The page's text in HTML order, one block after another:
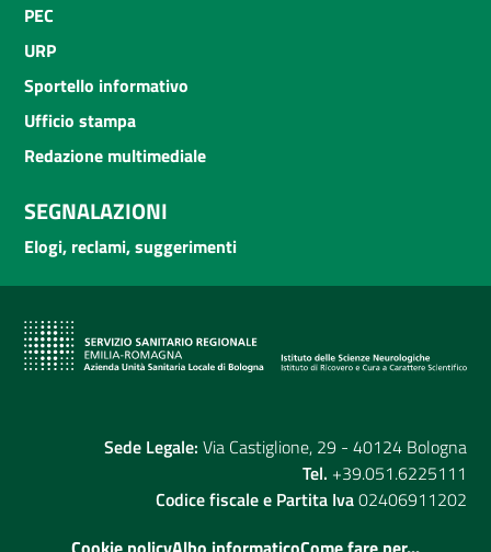
PEC
URP
Sportello informativo
Ufficio stampa
Redazione multimediale
SEGNALAZIONI
Elogi, reclami, suggerimenti
Sede Legale: Via Castiglione, 29 - 40124 Bologna
Tel. +39.051.6225111
Codice fiscale e Partita Iva02406911202